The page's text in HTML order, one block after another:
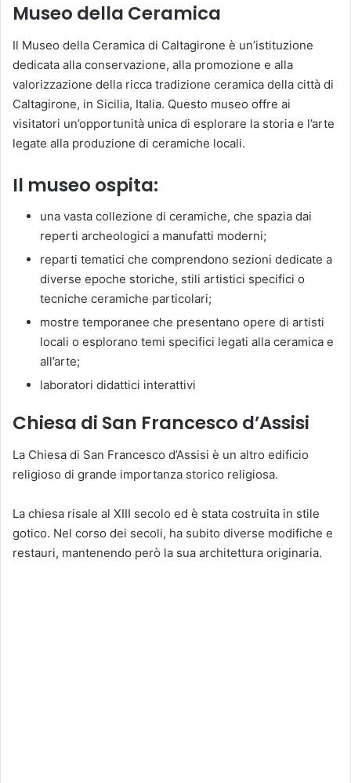
Museo della Ceramica
Il Museo della Ceramica di Caltagirone è un’istituzione
dedicata alla conservazione, alla promozione e alla
valorizzazione della ricca tradizione ceramica della città di
Caltagirone, in Sicilia, Italia. Questo museo offre ai
visitatori un’opportunità unica di esplorare la storia e l’arte
legate alla produzione di ceramiche locali.
Il museo ospita:
una vasta collezione di ceramiche, che spazia dai
reperti archeologici a manufatti moderni;
reparti tematici che comprendono sezioni dedicate a
diverse epoche storiche, stili artistici specifici o
tecniche ceramiche particolari;
mostre temporanee che presentano opere di artisti
locali o esplorano temi specifici legati alla ceramica e
all’arte;
laboratori didattici interattivi
Chiesa di San Francesco d’Assisi
La Chiesa di San Francesco d’Assisi è un altro edificio
religioso di grande importanza storico religiosa.
La chiesa risale al XIII secolo ed è stata costruita in stile
gotico. Nel corso dei secoli, ha subito diverse modifiche e
restauri, mantenendo però la sua architettura originaria.